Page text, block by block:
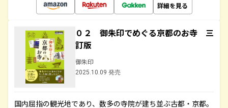
詳細を見る
０２ 御朱印でめぐる京都のお寺 三
訂版
御朱印
2025.10.09 発売
国内屈指の観光地であり、数多の寺院が建ち並ぶ古都・京都。